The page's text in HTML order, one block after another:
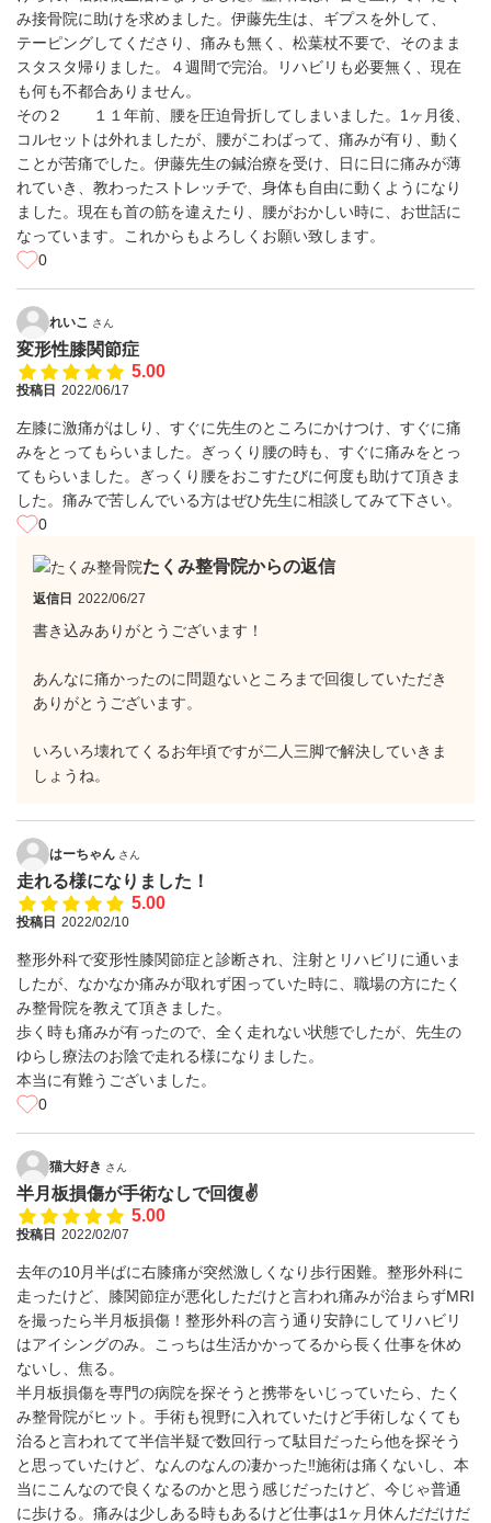
み接骨院に助けを求めました。伊藤先生は、ギプスを外して、
テーピングしてくださり、痛みも無く、松葉杖不要で、そのまま
スタスタ帰りました。４週間で完治。リハビリも必要無く、現在
も何も不都合ありません。
その２ １１年前、腰を圧迫骨折してしまいました。1ヶ月後、
コルセットは外れましたが、腰がこわばって、痛みが有り、動く
ことが苦痛でした。伊藤先生の鍼治療を受け、日に日に痛みが薄
れていき、教わったストレッチで、身体も自由に動くようになり
ました。現在も首の筋を違えたり、腰がおかしい時に、お世話に
なっています。これからもよろしくお願い致します。
0
れいこ さん
変形性膝関節症
5.00
投稿日 2022/06/17
左膝に激痛がはしり、すぐに先生のところにかけつけ、すぐに痛
みをとってもらいました。ぎっくり腰の時も、すぐに痛みをとっ
てもらいました。ぎっくり腰をおこすたびに何度も助けて頂きま
した。痛みで苦しんでいる方はぜひ先生に相談してみて下さい。
0
たくみ整骨院からの返信
返信日 2022/06/27
書き込みありがとうございます！
あんなに痛かったのに問題ないところまで回復していただき
ありがとうございます。
いろいろ壊れてくるお年頃ですが二人三脚で解決していきま
しょうね。
はーちゃん さん
走れる様になりました！
5.00
投稿日 2022/02/10
整形外科で変形性膝関節症と診断され、注射とリハビリに通いま
したが、なかなか痛みが取れず困っていた時に、職場の方にたく
み整骨院を教えて頂きました。
歩く時も痛みが有ったので、全く走れない状態でしたが、先生の
ゆらし療法のお陰で走れる様になりました。
本当に有難うございました。
0
猫大好き さん
半月板損傷が手術なしで回復✌️
5.00
投稿日 2022/02/07
去年の10月半ばに右膝痛が突然激しくなり歩行困難。整形外科に
走ったけど、膝関節症が悪化しただけと言われ痛みが治まらずMRI
を撮ったら半月板損傷！整形外科の言う通り安静にしてリハビリ
はアイシングのみ。こっちは生活かかってるから長く仕事を休め
ないし、焦る。
半月板損傷を専門の病院を探そうと携帯をいじっていたら、たく
み整骨院がヒット。手術も視野に入れていたけど手術しなくても
治ると言われてて半信半疑で数回行って駄目だったら他を探そう
と思っていたけど、なんのなんの凄かった‼️施術は痛くないし、本
当にこんなので良くなるのかと思う感じだったけど、今じゃ普通
に歩ける。痛みは少しある時もあるけど仕事は1ヶ月休んだだけだ